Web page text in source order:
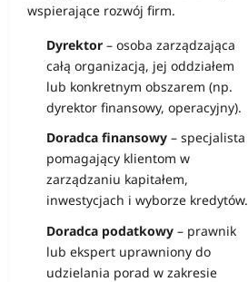
wspierające rozwój firm.
Dyrektor – osoba zarządzająca
całą organizacją, jej oddziałem
lub konkretnym obszarem (np.
dyrektor finansowy, operacyjny).
Doradca finansowy – specjalista
pomagający klientom w
zarządzaniu kapitałem,
inwestycjach i wyborze kredytów.
Doradca podatkowy – prawnik
lub ekspert uprawniony do
udzielania porad w zakresie